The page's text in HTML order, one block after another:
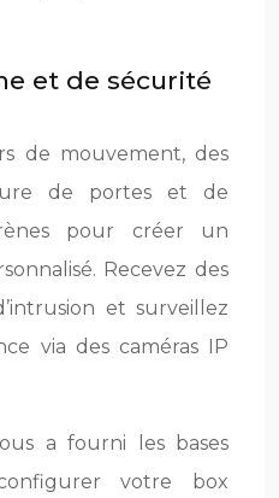
et de sécurité
de mouvement, des
de portes et de
pour créer un
Recevez des
et surveillez
via des caméras IP
a fourni les bases
votre box